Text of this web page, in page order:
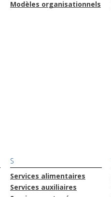
Modèles organisationnels
S
Services alimentaires
Services auxiliaires